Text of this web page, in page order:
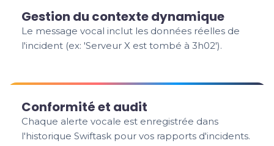
Gestion du contexte dynamique
Le message vocal inclut les données réelles de
l'incident (ex: 'Serveur X est tombé à 3h02').
Conformité et audit
Chaque alerte vocale est enregistrée dans
l'historique Swiftask pour vos rapports d'incidents.